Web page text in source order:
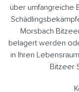
über umfangreiche
Morsbach
belagert werden
in Ihren
Bitzeer